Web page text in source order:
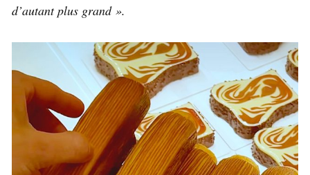
d’autant plus grand ».